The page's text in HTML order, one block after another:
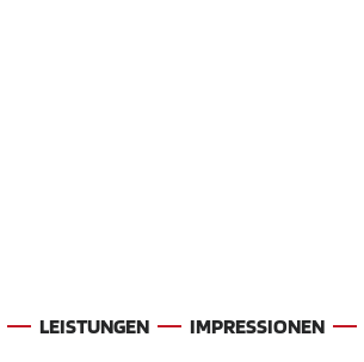
LEISTUNGEN IMPRESSIONEN